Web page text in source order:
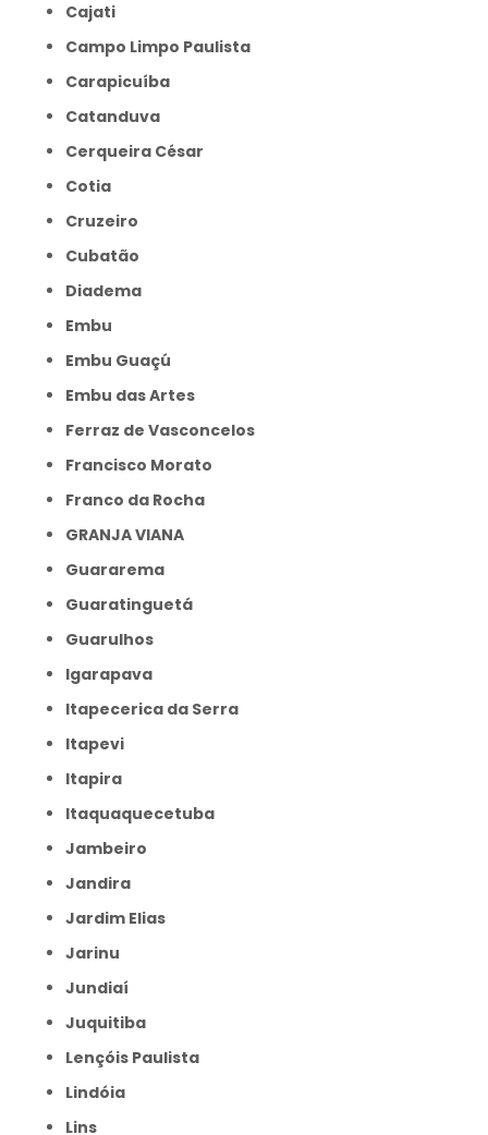
Cajati
Campo Limpo Paulista
Carapicuíba
Catanduva
Cerqueira César
Cotia
Cruzeiro
Cubatão
Diadema
Embu
Embu Guaçú
Embu das Artes
Ferraz de Vasconcelos
Francisco Morato
Franco da Rocha
GRANJA VIANA
Guararema
Guaratinguetá
Guarulhos
Igarapava
Itapecerica da Serra
Itapevi
Itapira
Itaquaquecetuba
Jambeiro
Jandira
Jardim Elias
Jarinu
Jundiaí
Juquitiba
Lençóis Paulista
Lindóia
Lins